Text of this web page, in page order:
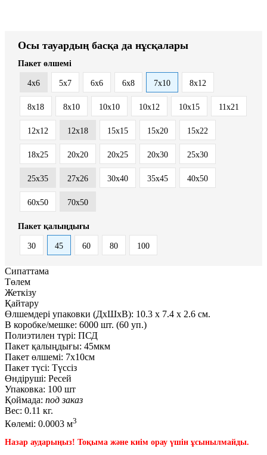
Осы тауардың басқа да нұсқалары
Пакет өлшемі
4x6 5x7 6x6 6x8 7x10 8x12
8x18 8х10 10x10 10x12 10x15 11x21
12x12 12x18 15x15 15x20 15x22
18x25 20x20 20x25 20x30 25x30
25x35 27x26 30x40 35x45 40x50
60x50 70x50
Пакет қалыңдығы
30 45 60 80 100
Сипаттама
Төлем
Жеткізу
Қайтару
Өлшемдері упаковки (ДxШxВ): 10.3 x 7.4 x 2.6 см.
В коробке/мешке: 6000 шт. (60 уп.)
Полиэтилен түрі: ПСД
Пакет қалыңдығы: 45мкм
Пакет өлшемі: 7x10см
Пакет түсі: Түссіз
Өндіруші: Ресей
Упаковка: 100 шт
Қоймада: под заказ
Вес: 0.11 кг.
Көлемі: 0.0003 м3
Назар аударыңыз! Тоқыма және киім орау үшін ұсынылмайды.